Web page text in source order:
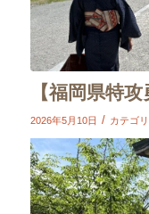
【福岡県特
2026年5月10日 / カテゴ